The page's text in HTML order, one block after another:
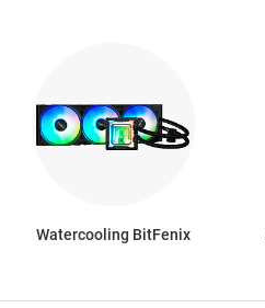
Watercooling BitFenix